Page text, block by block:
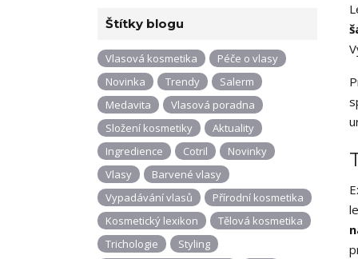
Štítky blogu
Vlasová kosmetika
Péče o vlasy
Novinka
Trendy
Salerm
Medavita
Vlasová poradna
Složení kosmetiky
Aktuality
Ingredience
Cotril
Novinky
Vlasy
Barvené vlasy
Vypadávání vlasů
Přírodní kosmetika
Kosmetický lexikon
Tělová kosmetika
Trichologie
Styling